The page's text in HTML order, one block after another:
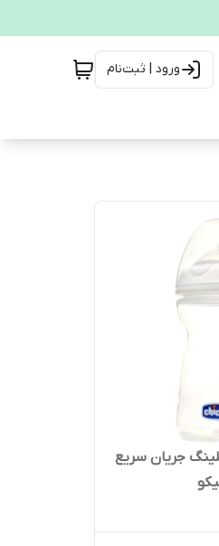
ورود | ثبت‌نام
جریان سریع